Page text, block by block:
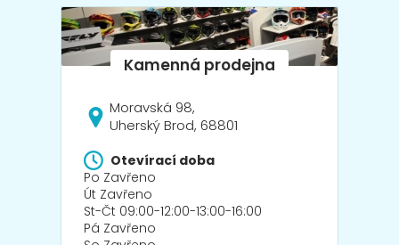
Moravská 98,
Uherský Brod, 68801
Otevírací doba
Po Zavřeno
Út Zavřeno
St-Čt 09:00-12:00-13:00-16:00
Pá Zavřeno